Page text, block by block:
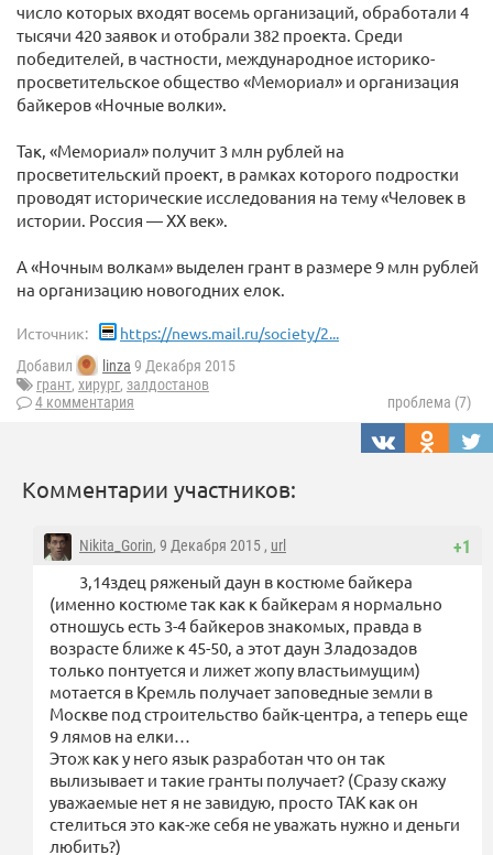
число которых входят восемь организаций, обработали 4
тысячи 420 заявок и отобрали 382 проекта. Среди
победителей, в частности, международное историко-
просветительское общество «Мемориал» и организация
байкеров «Ночные волки».
Так, «Мемориал» получит 3 млн рублей на
просветительский проект, в рамках которого подростки
проводят исторические исследования на тему «Человек в
истории. Россия — ХХ век».
А «Ночным волкам» выделен грант в размере 9 млн рублей
на организацию новогодних елок.
Источник: https://news.mail.ru/society/2...
Добавил linza 9 Декабря 2015
грант, хирург, залдостанов
4 комментария
проблема (7)
Комментарии участников:
+1
Nikita_Gorin, 9 Декабря 2015 , url
3,14здец ряженый даун в костюме байкера
(именно костюме так как к байкерам я нормально
отношусь есть 3-4 байкеров знакомых, правда в
возрасте ближе к 45-50, а этот даун Зладозадов
только понтуется и лижет жопу властьимущим)
мотается в Кремль получает заповедные земли в
Москве под строительство байк-центра, а теперь еще
9 лямов на елки…
Этож как у него язык разработан что он так
вылизывает и такие гранты получает? (Сразу скажу
уважаемые нет я не завидую, просто ТАК как он
стелиться это как-же себя не уважать нужно и деньги
любить?)